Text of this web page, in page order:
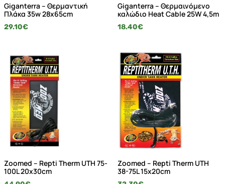
Giganterra – Θερμαντική
Πλάκα 35w 28x65cm
29.10€
Giganterra – Θερμαινόμενο
καλώδιο Heat Cable 25W 4,5m
18.40€
Zoomed – Repti Therm UTH 75-
100L 20x30cm
Zoomed – Repti Therm UTH
38-75L 15x20cm